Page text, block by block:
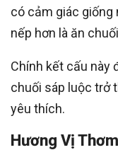
có cảm giác giống
nếp hơn là ăn
Chính kết cấu này
chuối sáp luộc trở
yêu thích.
Hương Vị